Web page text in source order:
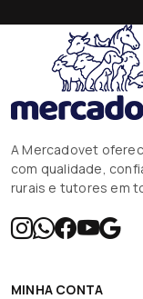
A Mercadovet
com qualidade,
rurais e tutores em
MINHA CONTA